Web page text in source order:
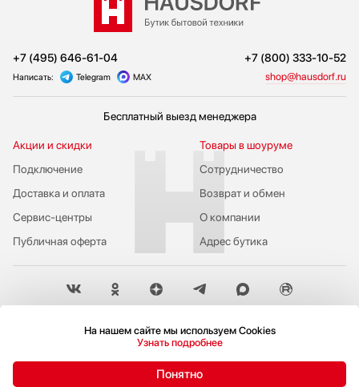
© 2009-2026 Бутик бытовой техники Hausdorf
+7 (495) 646-61-04 +7 (800) 333-10-52
Написать: Telegram MAX shop@hausdorf.ru
Бесплатный выезд менеджера
Акции и скидки
Подключение
Публичная оферта
Сервис-центры
Доставка и оплата
Сотрудничество
Возврат и обмен
Товары в шоуруме
О компании
Адрес бутика
На нашем сайте мы используем Cookies
Узнать подробнее
Понятно